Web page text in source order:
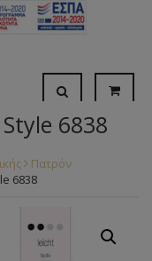
6838
Πατρόν
6838